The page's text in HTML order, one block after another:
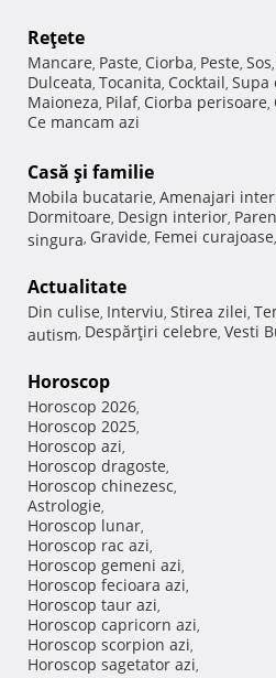
Reţete
Mancare, Paste, Ciorba, Peste, Sos,
Dulceata, Tocanita, Cocktail, Supa
Maioneza, Pilaf, Ciorba perisoare,
Ce mancam azi
Casă şi familie
Mobila bucatarie, Amenajari
Dormitoare, Design interior,
singura, Gravide, Femei curajoase,
Actualitate
Din culise, Interviu, Stirea zilei,
autism, Despărţiri celebre, Vesti
Horoscop
Horoscop 2026,
Horoscop 2025,
Horoscop azi,
Horoscop dragoste,
Horoscop chinezesc,
Astrologie,
Horoscop lunar,
Horoscop rac azi,
Horoscop gemeni azi,
Horoscop fecioara azi,
Horoscop taur azi,
Horoscop capricorn azi,
Horoscop scorpion azi,
Horoscop sagetator azi,